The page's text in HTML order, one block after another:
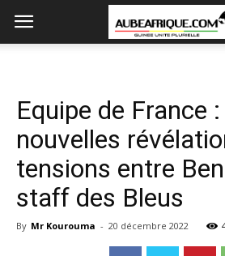
Equipe de France
nouvelles
tensions entre
staff des Bleus
By Mr Kourouma - 20 décembre 2022